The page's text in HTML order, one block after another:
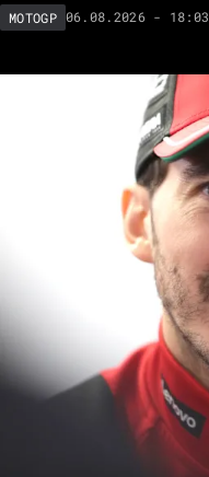
MOTOGP 06.08.2026 - 18:03